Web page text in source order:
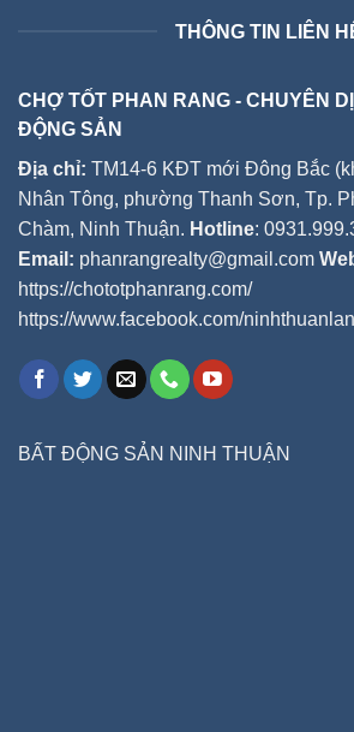
THÔNG TIN LIÊN
CHỢ TỐT PHAN RANG - CHUYÊN
ĐỘNG SẢN
Địa chỉ: TM14-6 KĐT mới Đông Bắc
Nhân Tông, phường Thanh Sơn, Tp.
Chàm, Ninh Thuận. Hotline:
Email: phanrangrealty@gmail.com
https://chototphanrang.com/
https://www.facebook.com/
BẤT ĐỘNG SẢN NINH THUẬN